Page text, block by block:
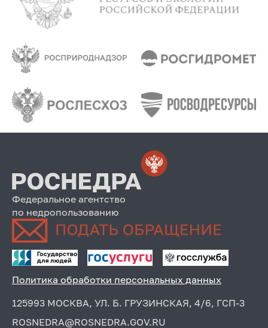
Федеральное агентство
по недропользованию
Политика обработки персональных данных
125993 МОСКВА, УЛ. Б. ГРУЗИНСКАЯ, 4/6, ГСП-3
ROSNEDRA@ROSNEDRA.GOV.RU